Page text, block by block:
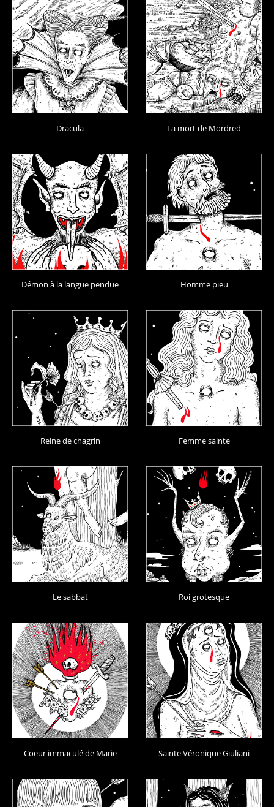
Dracula La mort de Mordred
Démon à la langue pendue Homme pieu
Reine de chagrin Femme sainte
Le sabbat Roi grotesque
Coeur immaculé de Marie Sainte Véronique Giuliani